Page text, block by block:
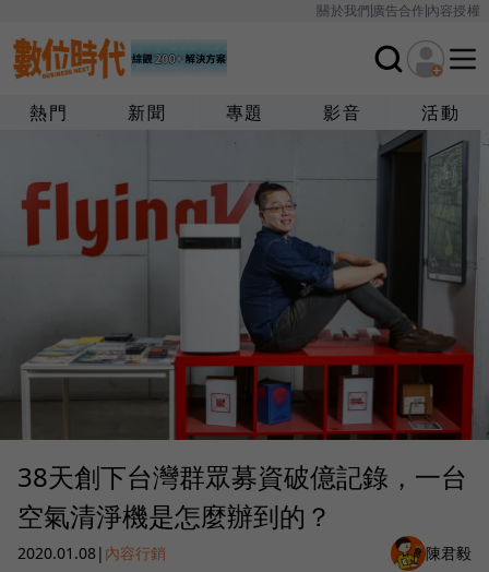
關於我們廣告合作內容授權
熱門 新聞 專題 影音 活動
38天創下台灣群眾募資破億記錄，一台
空氣清淨機是怎麼辦到的？
2020.01.08| 內容行銷 陳君毅